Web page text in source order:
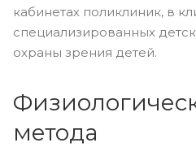
кабинетах поликлиник, в
специализированных
охраны зрения детей.
метода